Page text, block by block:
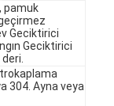
pamuk
Geciktirici
Geciktirici
304. Ayna veya